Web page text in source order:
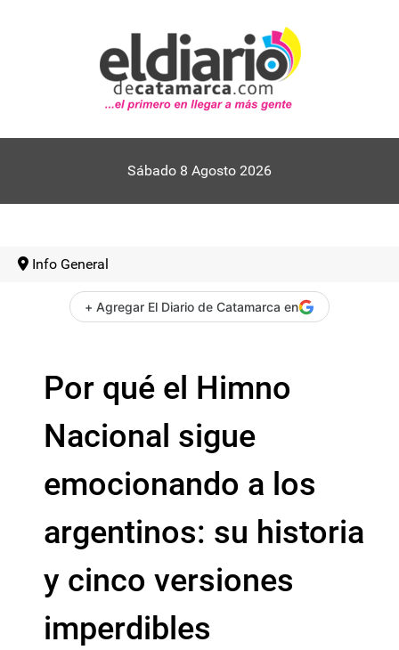
Sábado 8 Agosto 2026
Info General
+ Agregar El Diario de Catamarca en
Por qué el Himno
Nacional sigue
emocionando a los
argentinos: su historia
y cinco versiones
imperdibles